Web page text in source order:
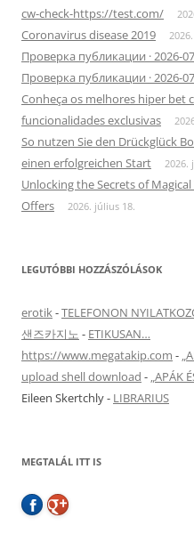
cw-check-https://test.com/
Coronavirus disease 2019
Проверка публикации · 2026-
Проверка публикации · 2026-
Conheça os melhores hiper bet
funcionalidades exclusivas
So nutzen Sie den Drückglück
einen erfolgreichen Start
2026.
Unlocking the Secrets of
Offers
2026. július 18.
LEGUTÓBBI HOZZÁSZÓLÁSOK
erotik-TELEFONON
샌즈카지노 - ETIKUSAN…
https://www.megatakip.com -
upload shell download - „APÁK
Eileen Skertchly- LIBRARIUS
MEGTALÁL ITT IS